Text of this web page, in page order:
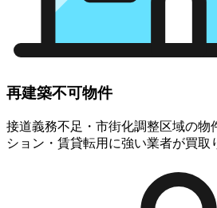
再建築不可物件
接道義務不足・市街化調整区域の物
ション・賃貸転用に強い業者が買取